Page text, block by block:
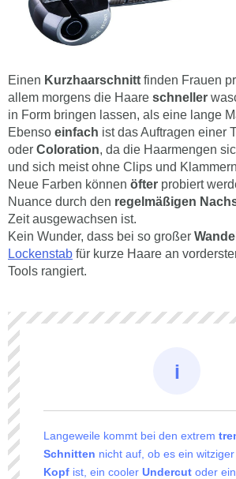
Einen Kurzhaarschnitt finden Frauen
allem morgens die Haare schneller
in Form bringen lassen, als eine lange
Ebenso einfach ist das Auftragen einer
oder Coloration, da die Haarmengen
und sich meist ohne Clips und
Neue Farben können öfter probiert
Nuance durch den regelmäßigen
Zeit ausgewachsen ist.
Kein Wunder, dass bei so großer
Lockenstab für kurze Haare an
Tools rangiert.
Langeweile kommt bei den extrem
Schnitten nicht auf, ob es ein witziger
Kopf ist, ein cooler Undercut oder ein